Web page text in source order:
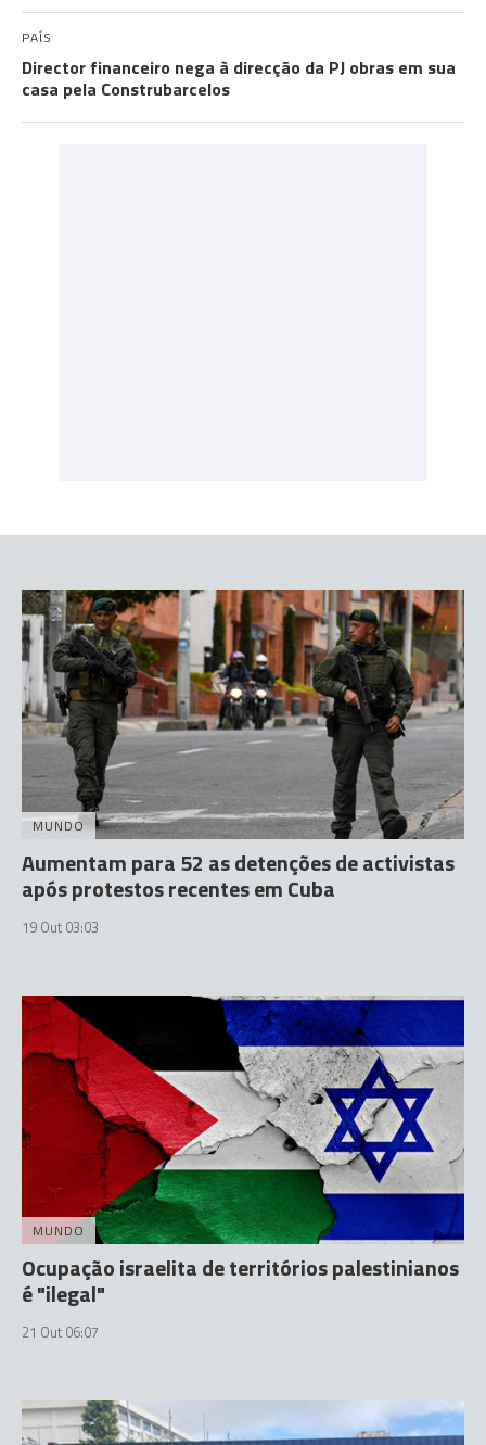
PAÍS
Director financeiro nega à direcção da PJ obras em sua
casa pela Construbarcelos
MUNDO
Aumentam para 52 as detenções de activistas
após protestos recentes em Cuba
19 Out 03:03
MUNDO
Ocupação israelita de territórios palestinianos
é "ilegal"
21 Out 06:07